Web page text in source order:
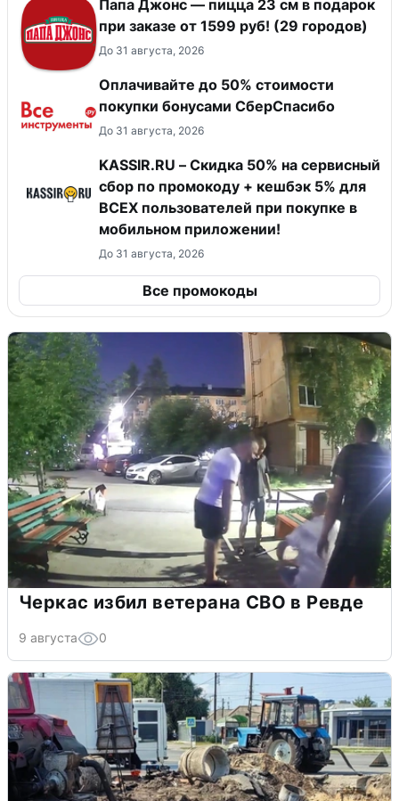
Папа Джонс — пицца 23 см в подарок
при заказе от 1599 руб! (29 городов)
До 31 августа, 2026
Оплачивайте до 50% стоимости
покупки бонусами СберСпасибо
До 31 августа, 2026
KASSIR.RU – Скидка 50% на сервисный
сбор по промокоду + кешбэк 5% для
ВСЕХ пользователей при покупке в
мобильном приложении!
До 31 августа, 2026
Все промокоды
Черкас избил ветерана СВО в Ревде
9 августа 0